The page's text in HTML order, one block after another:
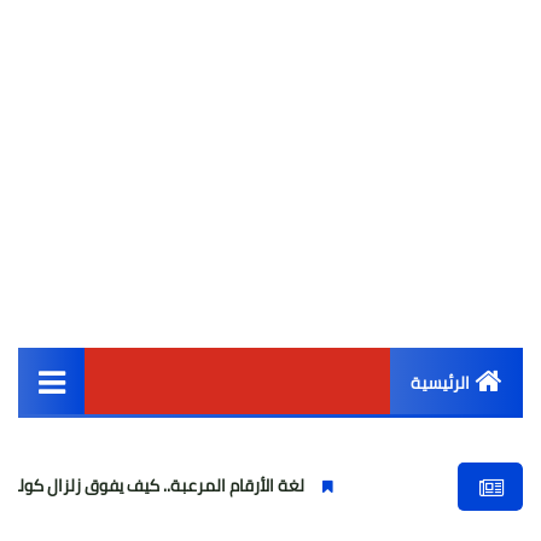
الرئيسية
أخبار مصر
لغة الأرقام المرعبة.. كيف يفوق زلزال كولومبيا طاقة زلزال مصر بـ